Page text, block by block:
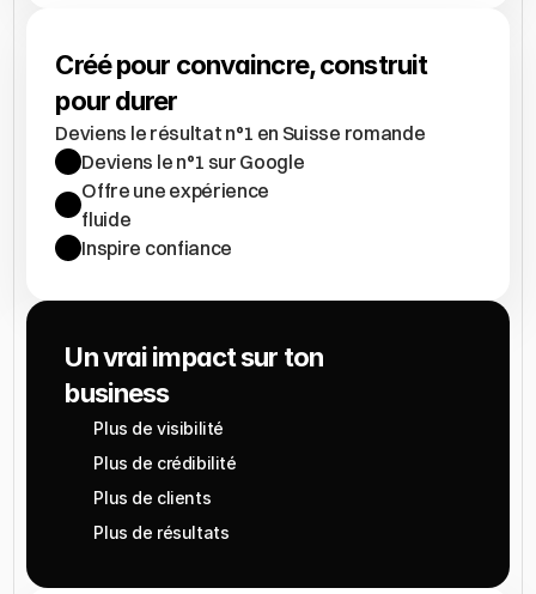
Créé pour convaincre, construit
Deviens le résultat n°1 en Suisse romande
Deviens le n°1 sur Google
Offre une expérience
fluide
Inspire confiance
Un vrai impact sur ton
business
Plus de visibilité
Plus de crédibilité
Plus de clients
Plus de résultats